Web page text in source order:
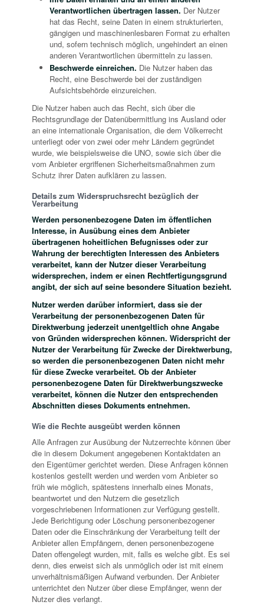
Verantwortlichen übertragen lassen. Der Nutzer
hat das Recht, seine Daten in einem strukturierten,
gängigen und maschinenlesbaren Format zu erhalten
und, sofern technisch möglich, ungehindert an einen
anderen Verantwortlichen übermitteln zu lassen.
Beschwerde einreichen. Die Nutzer haben das
Recht, eine Beschwerde bei der zuständigen
Aufsichtsbehörde einzureichen.
Die Nutzer haben auch das Recht, sich über die
Rechtsgrundlage der Datenübermittlung ins Ausland oder
an eine internationale Organisation, die dem Völkerrecht
unterliegt oder von zwei oder mehr Ländern gegründet
wurde, wie beispielsweise die UNO, sowie sich über die
vom Anbieter ergriffenen Sicherheitsmaßnahmen zum
Schutz ihrer Daten aufklären zu lassen.
Details zum Widerspruchsrecht bezüglich der
Verarbeitung
Werden personenbezogene Daten im öffentlichen
Interesse, in Ausübung eines dem Anbieter
übertragenen hoheitlichen Befugnisses oder zur
Wahrung der berechtigten Interessen des Anbieters
verarbeitet, kann der Nutzer dieser Verarbeitung
widersprechen, indem er einen Rechtfertigungsgrund
angibt, der sich auf seine besondere Situation bezieht.
Nutzer werden darüber informiert, dass sie der
Verarbeitung der personenbezogenen Daten für
Direktwerbung jederzeit unentgeltlich ohne Angabe
von Gründen widersprechen können. Widerspricht der
Nutzer der Verarbeitung für Zwecke der Direktwerbung,
so werden die personenbezogenen Daten nicht mehr
für diese Zwecke verarbeitet. Ob der Anbieter
personenbezogene Daten für Direktwerbungszwecke
verarbeitet, können die Nutzer den entsprechenden
Abschnitten dieses Dokuments entnehmen.
Wie die Rechte ausgeübt werden können
Alle Anfragen zur Ausübung der Nutzerrechte können über
die in diesem Dokument angegebenen Kontaktdaten an
den Eigentümer gerichtet werden. Diese Anfragen können
kostenlos gestellt werden und werden vom Anbieter so
früh wie möglich, spätestens innerhalb eines Monats,
beantwortet und den Nutzern die gesetzlich
vorgeschriebenen Informationen zur Verfügung gestellt.
Jede Berichtigung oder Löschung personenbezogener
Daten oder die Einschränkung der Verarbeitung teilt der
Anbieter allen Empfängern, denen personenbezogene
Daten offengelegt wurden, mit, falls es welche gibt. Es sei
denn, dies erweist sich als unmöglich oder ist mit einem
unverhältnismäßigen Aufwand verbunden. Der Anbieter
unterrichtet den Nutzer über diese Empfänger, wenn der
Nutzer dies verlangt.